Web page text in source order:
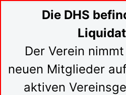
Die DHS
Der Verein
neuen Mitglieder
aktiven